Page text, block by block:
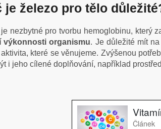
je železo pro tělo
nezbytné pro tvorbu hemoglobinu, který
výkonnosti organismu. Je důležité mít
které se věnujeme. Zvýšenou
i jeho cílené doplňování, například